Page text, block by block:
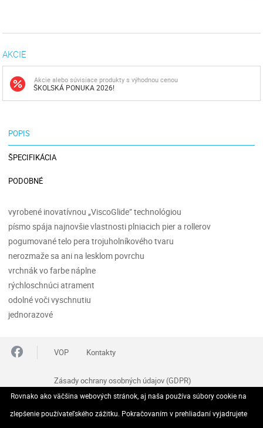
AKCIE
Akcie alebo súvisiace produkty s výhodnou cenou
ŠKOLSKÁ PONUKA 2026!
POPIS
ŠPECIFIKÁCIA
PODOBNÉ
vyrobené inovatívnou „ViscoGlide” technológiou
písmo spája najnovšie vlastnosti plniacich pier a rollerov
pogumované telo pera trojuholníkového tvaru
nerozmaže sa ani na lesklom povrchu
vrchnák vo farbe náplne
rýchloschnúci atrament
odolné voči vyschnutiu
jednorazové
VOP Kontakty
Zásady ochrany osobných údajov (GDPR)
Rovnako ako väčšina webových stránok, aj naša používa súbory cookie na
zlepšenie používateľského zážitku. Pokračovaním v prehliadaní vyjadrujete